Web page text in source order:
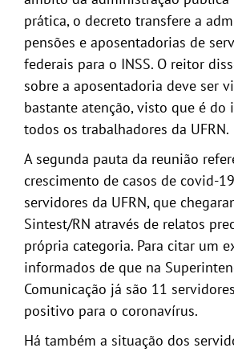
prática, o decreto transfere a
pensões e aposentadorias de
federais para o INSS. O reitor
sobre a aposentadoria deve ser
bastante atenção, visto que é do
todos os trabalhadores da UFRN.
A segunda pauta da reunião
crescimento de casos de covid-
servidores da UFRN, que
Sintest/RN através de relatos
própria categoria. Para citar um
informados de que na
Comunicação já são 11
positivo para o coronavírus.
Há também a situação dos